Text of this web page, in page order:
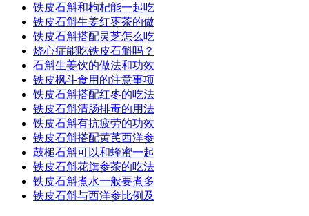
铁皮石斛和枸杞能一起吃
铁皮石斛生姜红枣茶的做
铁皮石斛搭配灵芝怎么吃
烧心症能吃铁皮石斛吗？
石斛生姜饮的做法和功效
铁皮枫斗食用的注意事项
铁皮石斛搭配红枣的吃法
铁皮石斛清肠排毒的用法
铁皮石斛有抗疲劳的功效
铁皮石斛搭配黄芪西洋参
鼓槌石斛可以和蜂蜜一起
铁皮石斛花旗参茶的吃法
铁皮石斛煮水一般要煮多
铁皮石斛与西洋参比例及